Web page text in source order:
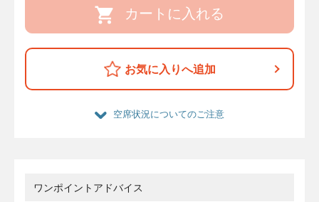
カートに入れる
お気に入りへ追加
空席状況についてのご注意
ワンポイントアドバイス